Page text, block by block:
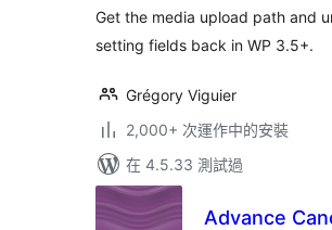
Get the media upload path and
setting fields back in WP 3.5+.
Grégory Viguier
2,000+ 次運作中的安裝
在 4.5.33 測試過
Advance